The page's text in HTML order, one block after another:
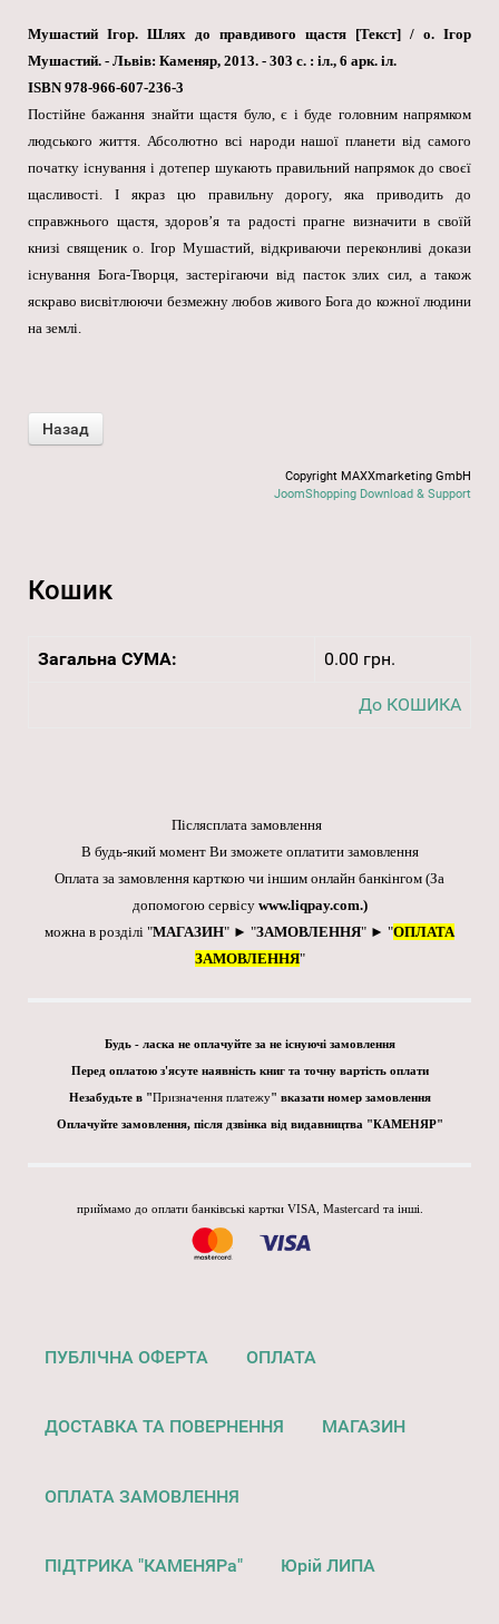
Мушастий Ігор. Шлях до правдивого щастя [Текст] / о. Ігор
Мушастий. - Львів: Каменяр, 2013. - 303 с. : іл., 6 арк. іл.
ISBN 978-966-607-236-3
Постійне бажання знайти щастя було, є і буде головним напрямком
людського життя. Абсолютно всі народи нашої планети від самого
початку існування і дотепер шукають правильний напрямок до своєї
щасливості. І якраз цю правильну дорогу, яка приводить до
справжнього щастя, здоров’я та радості прагне визначити в своїй
книзі священик о. Ігор Мушастий, відкриваючи переконливі докази
існування Бога-Творця, застерігаючи від пасток злих сил, а також
яскраво висвітлюючи безмежну любов живого Бога до кожної людини
на землі.
Copyright MAXXmarketing GmbH
JoomShopping Download & Support
Кошик
Загальна СУМА: 0.00 грн.
До КОШИКА
Післясплата замовлення
В будь-який момент Ви зможете оплатити замовлення
Оплата за замовлення карткою чи іншим онлайн банкінгом (За
допомогою сервісу www.liqpay.com.)
можна в розділі "МАГАЗИН" ► "ЗАМОВЛЕННЯ" ► "ОПЛАТА
ЗАМОВЛЕННЯ"
Будь - ласка не оплачуйте за не існуючі замовлення
Перед оплатою з'ясуте наявність книг та точну вартість оплати
Незабудьте в "Призначення платежу" вказати номер замовлення
Оплачуйте замовлення, після дзвінка від видавництва "КАМЕНЯР"
приймамо до оплати банківські картки VISA, Mastercard та інші.
ПУБЛІЧНА ОФЕРТА ОПЛАТА
ДОСТАВКА ТА ПОВЕРНЕННЯ МАГАЗИН
ОПЛАТА ЗАМОВЛЕННЯ
ПІДТРИКА "КАМЕНЯРа" Юрій ЛИПА